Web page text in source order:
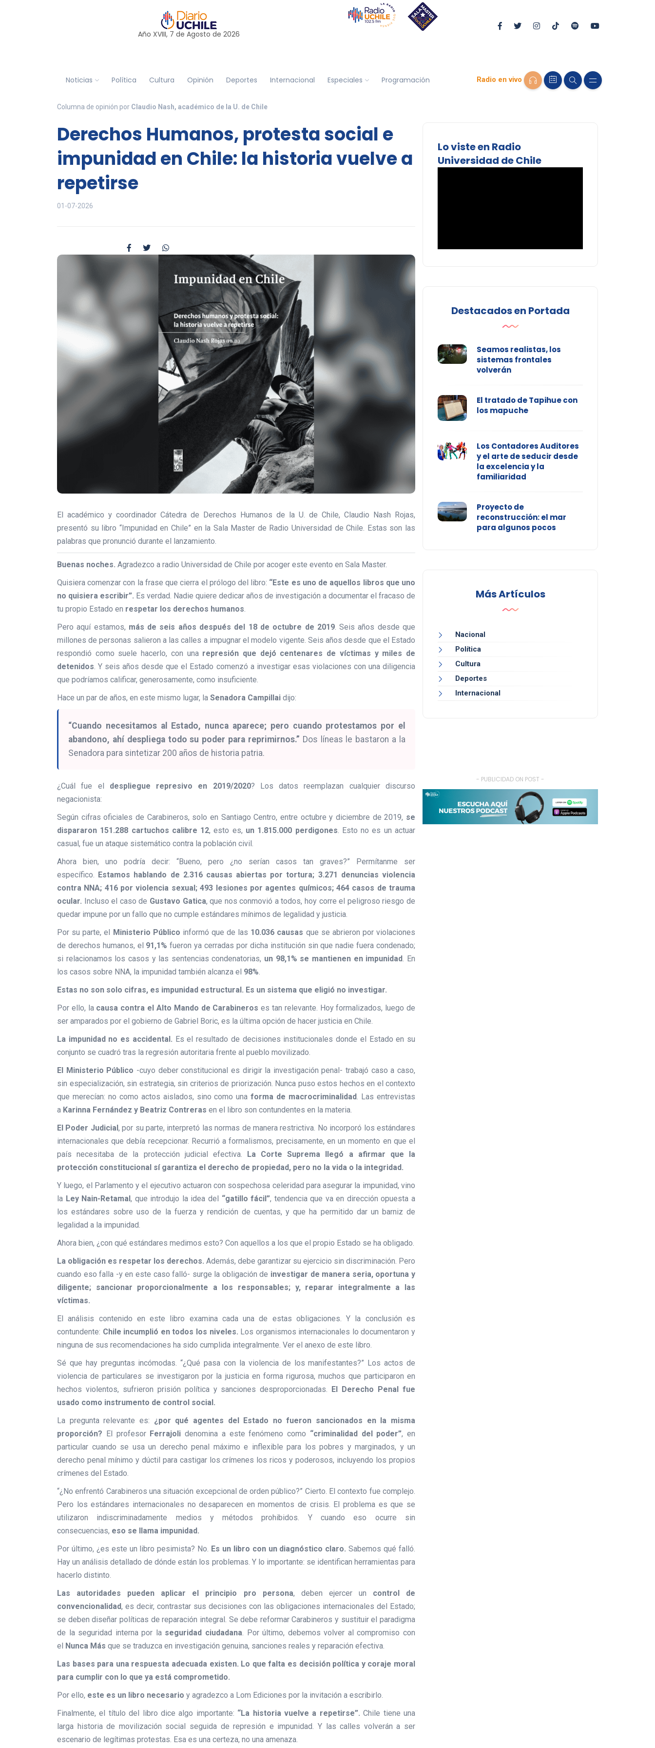
Año XVIII, 7 de Agosto de 2026
Noticias Política Cultura Opinión Deportes Internacional Especiales Programación Radio en vivo
Columna de opinión por Claudio Nash, académico de la U. de Chile
Derechos Humanos, protesta social e
impunidad en Chile: la historia vuelve a
repetirse
01-07-2026
El académico y coordinador Cátedra de Derechos Humanos de la U. de Chile, Claudio Nash Rojas,
presentó su libro “Impunidad en Chile” en la Sala Master de Radio Universidad de Chile. Estas son las
palabras que pronunció durante el lanzamiento.
Buenas noches. Agradezco a radio Universidad de Chile por acoger este evento en Sala Master.
Quisiera comenzar con la frase que cierra el prólogo del libro: “Este es uno de aquellos libros que uno
no quisiera escribir”. Es verdad. Nadie quiere dedicar años de investigación a documentar el fracaso de
tu propio Estado en respetar los derechos humanos.
Pero aquí estamos, más de seis años después del 18 de octubre de 2019. Seis años desde que
millones de personas salieron a las calles a impugnar el modelo vigente. Seis años desde que el Estado
respondió como suele hacerlo, con una represión que dejó centenares de víctimas y miles de
detenidos. Y seis años desde que el Estado comenzó a investigar esas violaciones con una diligencia
que podríamos calificar, generosamente, como insuficiente.
Hace un par de años, en este mismo lugar, la Senadora Campillai dijo:
“Cuando necesitamos al Estado, nunca aparece; pero cuando protestamos por el
abandono, ahí despliega todo su poder para reprimirnos.” Dos líneas le bastaron a la
Senadora para sintetizar 200 años de historia patria.
¿Cuál fue el despliegue represivo en 2019/2020? Los datos reemplazan cualquier discurso
negacionista:
Según cifras oficiales de Carabineros, solo en Santiago Centro, entre octubre y diciembre de 2019, se
dispararon 151.288 cartuchos calibre 12, esto es, un 1.815.000 perdigones. Esto no es un actuar
casual, fue un ataque sistemático contra la población civil.
Ahora bien, uno podría decir: “Bueno, pero ¿no serían casos tan graves?” Permítanme ser
específico. Estamos hablando de 2.316 causas abiertas por tortura; 3.271 denuncias violencia
contra NNA; 416 por violencia sexual; 493 lesiones por agentes químicos; 464 casos de trauma
ocular. Incluso el caso de Gustavo Gatica, que nos conmovió a todos, hoy corre el peligroso riesgo de
quedar impune por un fallo que no cumple estándares mínimos de legalidad y justicia.
Por su parte, el Ministerio Público informó que de las 10.036 causas que se abrieron por violaciones
de derechos humanos, el 91,1% fueron ya cerradas por dicha institución sin que nadie fuera condenado;
si relacionamos los casos y las sentencias condenatorias, un 98,1% se mantienen en impunidad. En
los casos sobre NNA, la impunidad también alcanza el 98%.
Estas no son solo cifras, es impunidad estructural. Es un sistema que eligió no investigar.
Por ello, la causa contra el Alto Mando de Carabineros es tan relevante. Hoy formalizados, luego de
ser amparados por el gobierno de Gabriel Boric, es la última opción de hacer justicia en Chile.
La impunidad no es accidental. Es el resultado de decisiones institucionales donde el Estado en su
conjunto se cuadró tras la regresión autoritaria frente al pueblo movilizado.
El Ministerio Público -cuyo deber constitucional es dirigir la investigación penal- trabajó caso a caso,
sin especialización, sin estrategia, sin criterios de priorización. Nunca puso estos hechos en el contexto
que merecían: no como actos aislados, sino como unaforma de macrocriminalidad. Las entrevistas
a Karinna Fernández y Beatriz Contreras en el libro son contundentes en la materia.
El Poder Judicial, por su parte, interpretó las normas de manera restrictiva. No incorporó los estándares
internacionales que debía recepcionar. Recurrió a formalismos, precisamente, en un momento en que el
país necesitaba de la protección judicial efectiva. La Corte Suprema llegó a afirmar que la
protección constitucional sí garantiza el derecho de propiedad, pero no la vida o la integridad.
Y luego, el Parlamento y el ejecutivo actuaron con sospechosa celeridad para asegurar la impunidad, vino
la Ley Nain-Retamal, que introdujo la idea del “gatillo fácil”, tendencia que va en dirección opuesta a
los estándares sobre uso de la fuerza y rendición de cuentas, y que ha permitido dar un barniz de
legalidad a la impunidad.
Ahora bien, ¿con qué estándares medimos esto? Con aquellos a los que el propio Estado se ha obligado.
La obligación es respetar los derechos. Además, debe garantizar su ejercicio sin discriminación. Pero
cuando eso falla -y en este caso falló- surge la obligación de investigar de manera seria, oportuna y
diligente; sancionar proporcionalmente a los responsables; y, reparar integralmente a las
víctimas.
El análisis contenido en este libro examina cada una de estas obligaciones. Y la conclusión es
contundente: Chile incumplió en todos los niveles. Los organismos internacionales lo documentaron y
ninguna de sus recomendaciones ha sido cumplida integralmente. Ver el anexo de este libro.
Sé que hay preguntas incómodas. “¿Qué pasa con la violencia de los manifestantes?” Los actos de
violencia de particulares se investigaron por la justicia en forma rigurosa, muchos que participaron en
hechos violentos, sufrieron prisión política y sanciones desproporcionadas. El Derecho Penal fue
usado como instrumento de control social.
La pregunta relevante es: ¿por qué agentes del Estado no fueron sancionados en la misma
proporción? El profesor Ferrajoli denomina a este fenómeno como “criminalidad del poder”, en
particular cuando se usa un derecho penal máximo e inflexible para los pobres y marginados, y un
derecho penal mínimo y dúctil para castigar los crímenes los ricos y poderosos, incluyendo los propios
crímenes del Estado.
“¿No enfrentó Carabineros una situación excepcional de orden público?” Cierto. El contexto fue complejo.
Pero los estándares internacionales no desaparecen en momentos de crisis. El problema es que se
utilizaron indiscriminadamente medios y métodos prohibidos. Y cuando eso ocurre sin
consecuencias, eso se llama impunidad.
Por último, ¿es este un libro pesimista? No. Es un libro con un diagnóstico claro. Sabemos qué falló.
Hay un análisis detallado de dónde están los problemas. Y lo importante: se identifican herramientas para
hacerlo distinto.
Las autoridades pueden aplicar el principio pro persona, deben ejercer un control de
convencionalidad, es decir, contrastar sus decisiones con las obligaciones internacionales del Estado;
se deben diseñar políticas de reparación integral. Se debe reformar Carabineros y sustituir el paradigma
de la seguridad interna por la seguridad ciudadana. Por último, debemos volver al compromiso con
el Nunca Más que se traduzca en investigación genuina, sanciones reales y reparación efectiva.
Las bases para una respuesta adecuada existen. Lo que falta es decisión política y coraje moral
para cumplir con lo que ya está comprometido.
Por ello, este es un libro necesario y agradezco a Lom Ediciones por la invitación a escribirlo.
Finalmente, el título del libro dice algo importante: “La historia vuelve a repetirse”. Chile tiene una
larga historia de movilización social seguida de represión e impunidad. Y las calles volverán a ser
escenario de legítimas protestas. Esa es una certeza, no una amenaza.
Lo viste en Radio
Universidad de Chile
Destacados en Portada
Seamos realistas, los
sistemas frontales
volverán
El tratado de Tapihue con
los mapuche
Los Contadores Auditores
y el arte de seducir desde
la excelencia y la
familiaridad
Proyecto de
reconstrucción: el mar
para algunos pocos
Más Artículos
Nacional
Política
Cultura
Deportes
Internacional
- PUBLICIDAD ON POST -